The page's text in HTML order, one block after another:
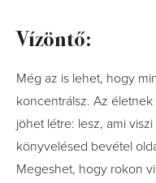
Vízöntő:
Még az is lehet, hogy
koncentrálsz. Az
jöhet létre: lesz, ami
könyvelésed bevétel
Megeshet, hogy rokon